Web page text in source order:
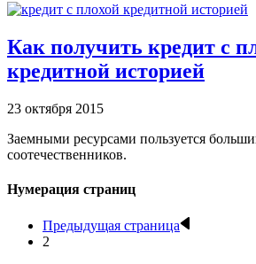
Как получить кредит с
кредитной историей
23 октября 2015
Заемными ресурсами пользуется
соотечественников.
Нумерация страниц
Предыдущая страница
2